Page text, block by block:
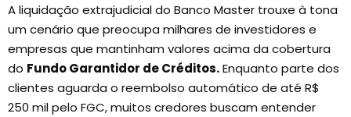
A liquidação extrajudicial do Banco Master trouxe à tona
um cenário que preocupa milhares de investidores e
empresas que mantinham valores acima da cobertura
do Fundo Garantidor de Créditos.Enquanto parte dos
clientes aguarda o reembolso automático de até R$
250 mil pelo FGC, muitos credores buscam entender